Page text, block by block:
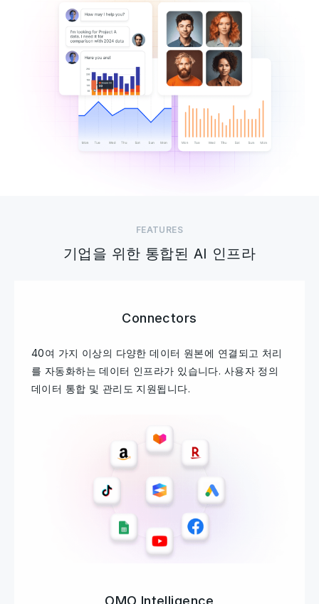
FEATURES
기업을 위한 통합된 AI 인프라
Connectors
40여 가지 이상의 다양한 데이터 원본에 연결되고 처리
를 자동화하는 데이터 인프라가 있습니다. 사용자 정의
데이터 통합 및 관리도 지원됩니다.
OMO Intelligence